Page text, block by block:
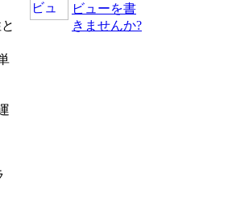
ビューを書
きませんか?